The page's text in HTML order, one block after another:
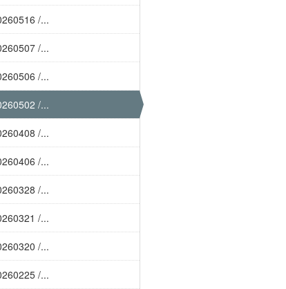
/...
/...
/...
/...
/...
/...
/...
/...
/...
/...